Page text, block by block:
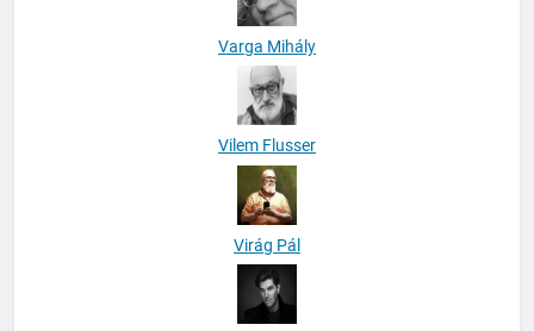
Varga Mihály
Vilem Flusser
Virág Pál